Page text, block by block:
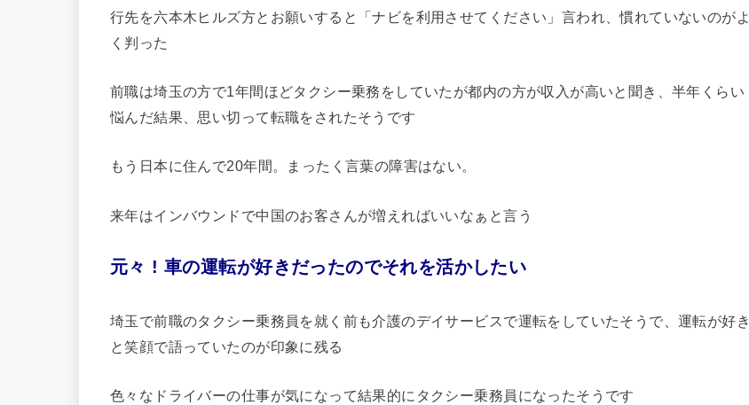
行先を六本木ヒルズ方とお願いすると「ナビを利用させてください」言われ、慣れていないのがよ
く判った
前職は埼玉の方で1年間ほどタクシー乗務をしていたが都内の方が収入が高いと聞き、半年くらい
悩んだ結果、思い切って転職をされたそうです
もう日本に住んで20年間。まったく言葉の障害はない。
来年はインバウンドで中国のお客さんが増えればいいなぁと言う
元々 ! 車の運転が好きだったのでそれを活かしたい
埼玉で前職のタクシー乗務員を就く前も介護のデイサービスで運転をしていたそうで、運転が好き
と笑顔で語っていたのが印象に残る
色々なドライバーの仕事が気になって結果的にタクシー乗務員になったそうです